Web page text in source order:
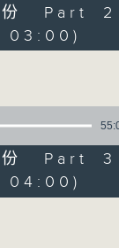
from
slowly
non-
70s to
moving
a
week
on
Part 2
03:00)
Part 3
04:00)